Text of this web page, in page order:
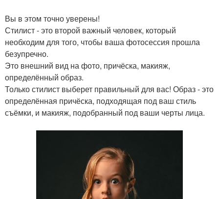
Вы в этом точно уверены!
Стилист - это второй важный человек, который
необходим для того, чтобы ваша фотосессия прошла
безупречно.
Это внешний вид на фото, причёска, макияж,
определённый образ.
Только стилист выберет правильный для вас! Образ - это
определённая причёска, подходящая под ваш стиль
съёмки, и макияж, подобранный под ваши черты лица.